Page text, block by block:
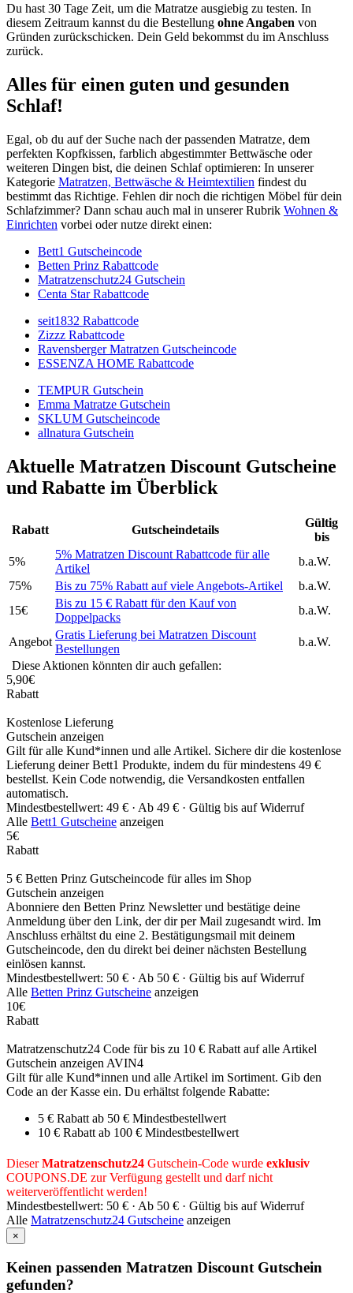
Du hast 30 Tage Zeit, um die Matratze ausgiebig zu testen. In
diesem Zeitraum kannst du die Bestellung ohne Angaben von
Gründen zurückschicken. Dein Geld bekommst du im Anschluss
zurück.
Alles für einen guten und gesunden
Schlaf!
Egal, ob du auf der Suche nach der passenden Matratze, dem
perfekten Kopfkissen, farblich abgestimmter Bettwäsche oder
weiteren Dingen bist, die deinen Schlaf optimieren: In unserer
Kategorie Matratzen, Bettwäsche & Heimtextilien findest du
bestimmt das Richtige. Fehlen dir noch die richtigen Möbel für dein
Schlafzimmer? Dann schau auch mal in unserer Rubrik Wohnen &
Einrichten vorbei oder nutze direkt einen:
Bett1 Gutscheincode
Betten Prinz Rabattcode
Matratzenschutz24 Gutschein
Centa Star Rabattcode
seit1832 Rabattcode
Zizzz Rabattcode
Ravensberger Matratzen Gutscheincode
ESSENZA HOME Rabattcode
TEMPUR Gutschein
Emma Matratze Gutschein
SKLUM Gutscheincode
allnatura Gutschein
Aktuelle Matratzen Discount Gutscheine
und Rabatte im Überblick
Rabatt Gutscheindetails
Gültig
bis
5%
5% Matratzen Discount Rabattcode für alle
Artikel
b.a.W.
75%
Bis zu 75% Rabatt auf viele Angebots-Artikel
b.a.W.
15€
Bis zu 15 € Rabatt für den Kauf von
Doppelpacks
b.a.W.
Angebot
Gratis Lieferung bei Matratzen Discount
Bestellungen
b.a.W.
Diese Aktionen könnten dir auch gefallen:
5,90€
Rabatt
Kostenlose Lieferung
Gutschein anzeigen
Gilt für alle Kund*innen und alle Artikel. Sichere dir die kostenlose
Lieferung deiner Bett1 Produkte, indem du für mindestens 49 €
bestellst. Kein Code notwendig, die Versandkosten entfallen
automatisch.
Mindestbestellwert: 49 € · Ab 49 € · Gültig bis auf Widerruf
Alle Bett1 Gutscheine anzeigen
5€
Rabatt
5 € Betten Prinz Gutscheincode für alles im Shop
Gutschein anzeigen
Abonniere den Betten Prinz Newsletter und bestätige deine
Anmeldung über den Link, der dir per Mail zugesandt wird. Im
Anschluss erhältst du eine 2. Bestätigungsmail mit deinem
Gutscheincode, den du direkt bei deiner nächsten Bestellung
einlösen kannst.
Mindestbestellwert: 50 € · Ab 50 € · Gültig bis auf Widerruf
Alle Betten Prinz Gutscheine anzeigen
10€
Rabatt
Matratzenschutz24 Code für bis zu 10 € Rabatt auf alle Artikel
Gutschein anzeigenAVIN4
Gilt für alle Kund*innen und alle Artikel im Sortiment. Gib den
Code an der Kasse ein. Du erhältst folgende Rabatte:
5 € Rabatt ab 50 € Mindestbestellwert
10 € Rabatt ab 100 € Mindestbestellwert
DieserMatratzenschutz24 Gutschein-Code wurde exklusiv
COUPONS.DE zur Verfügung gestellt und darf nicht
weiterveröffentlicht werden!
Mindestbestellwert: 50 € · Ab 50 € · Gültig bis auf Widerruf
Alle Matratzenschutz24 Gutscheine anzeigen
×
Keinen passenden Matratzen Discount Gutschein
gefunden?